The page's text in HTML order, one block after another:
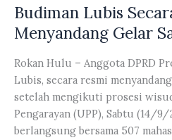
Budiman Lubis
Menyandang Gelar
Rokan Hulu – Anggota DPRD
Lubis, secara resmi
setelah mengikuti prosesi
Pengarayan (UPP), Sabtu (14/
berlangsung bersama 507